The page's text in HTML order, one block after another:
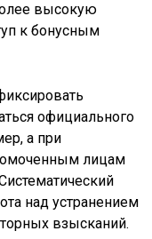
высокую
к бонусным
официального
а при
лицам
над устранением
взысканий.